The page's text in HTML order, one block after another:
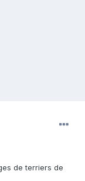
de terriers de